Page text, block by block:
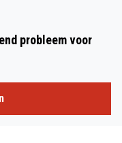
probleem voor